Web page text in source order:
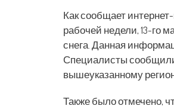
Как сообщает
рабочей недели, 13-го
снега. Данная
Специалисты
вышеуказанному
Также было отмечено,